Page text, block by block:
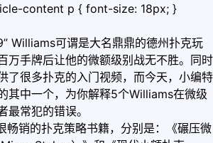
content p { font-size: 18px; }
Williams可谓是大名鼎鼎的德州扑克玩
万手牌后让他的微额级别战无不胜。同时
了很多扑克的入门视频，而今天，小编特
其中一个，为你解释5个Williams在微级
最常犯的错误。
畅销的扑克策略书籍，分别是：《碾压微